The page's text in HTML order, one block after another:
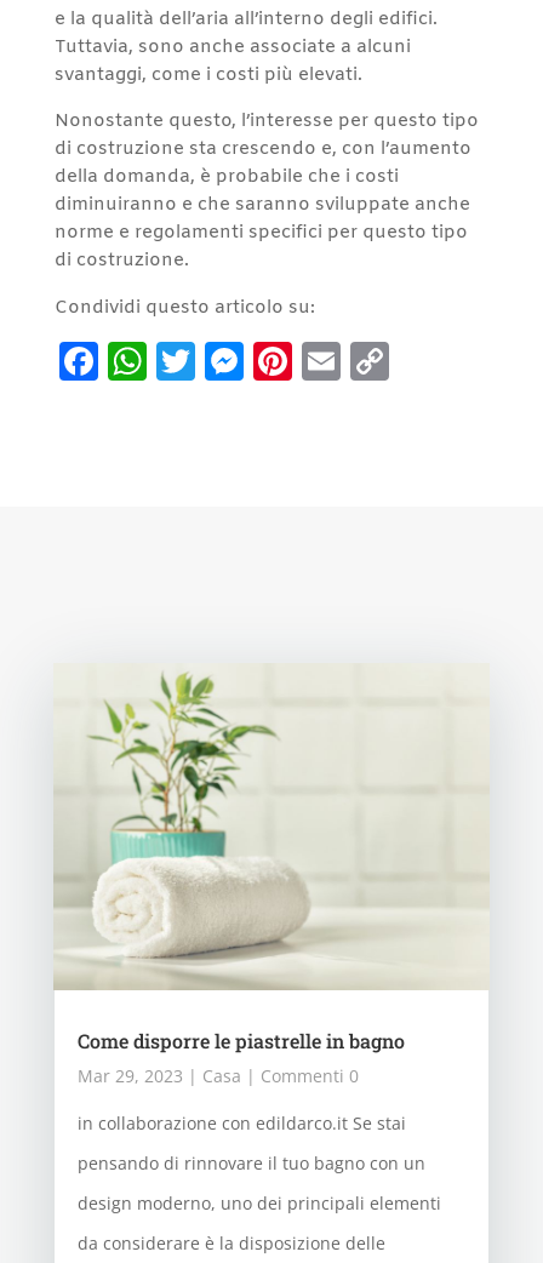
e la qualità dell’aria all’interno degli edifici.
Tuttavia, sono anche associate a alcuni
svantaggi, come i costi più elevati.
Nonostante questo, l’interesse per questo tipo
di costruzione sta crescendo e, con l’aumento
della domanda, è probabile che i costi
diminuiranno e che saranno sviluppate anche
norme e regolamenti specifici per questo tipo
di costruzione.
Condividi questo articolo su:
Facebook
WhatsApp
Twitter
Messenger
Pinterest
EmailCopy
Come disporre le piastrelle in bagno
Mar 29, 2023 | Casa | Commenti 0
in collaborazione con edildarco.it Se stai
pensando di rinnovare il tuo bagno con un
design moderno, uno dei principali elementi
da considerare è la disposizione delle